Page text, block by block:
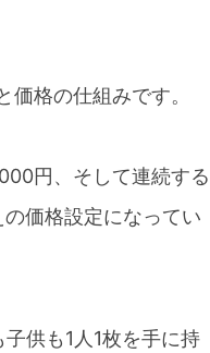
格の仕組みです。
円、そして連続する
価格設定になってい
供も1人1枚を手に持